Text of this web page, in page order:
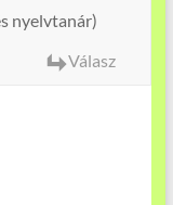
nyelvtanár)
Válasz